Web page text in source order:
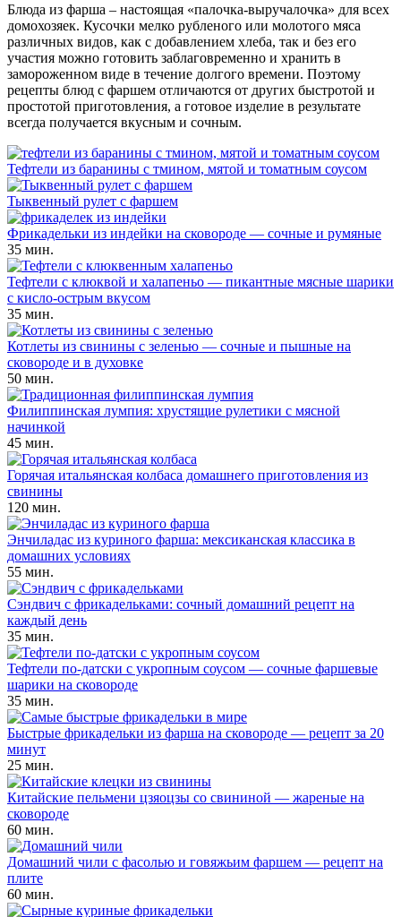
Блюда из фарша – настоящая «палочка-выручалочка» для всех
домохозяек. Кусочки мелко рубленого или молотого мяса
различных видов, как с добавлением хлеба, так и без его
участия можно готовить заблаговременно и хранить в
замороженном виде в течение долгого времени. Поэтому
рецепты блюд с фаршем отличаются от других быстротой и
простотой приготовления, а готовое изделие в результате
всегда получается вкусным и сочным.
Тефтели из баранины с тмином, мятой и томатным соусом
Тыквенный рулет с фаршем
Фрикадельки из индейки на сковороде — сочные и румяные
35 мин.
Тефтели с клюквой и халапеньо — пикантные мясные шарики
с кисло-острым вкусом
35 мин.
Котлеты из свинины с зеленью — сочные и пышные на
сковороде и в духовке
50 мин.
Филиппинская лумпия: хрустящие рулетики с мясной
начинкой
45 мин.
Горячая итальянская колбаса домашнего приготовления из
свинины
120 мин.
Энчиладас из куриного фарша: мексиканская классика в
домашних условиях
55 мин.
Сэндвич с фрикадельками: сочный домашний рецепт на
каждый день
35 мин.
Тефтели по-датски с укропным соусом — сочные фаршевые
шарики на сковороде
35 мин.
Быстрые фрикадельки из фарша на сковороде — рецепт за 20
минут
25 мин.
Китайские пельмени цзяоцзы со свининой — жареные на
сковороде
60 мин.
Домашний чили с фасолью и говяжьим фаршем — рецепт на
плите
60 мин.